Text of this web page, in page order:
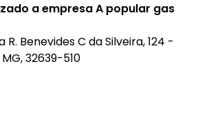
a empresa A popular gas
R. Benevides C da Silveira, 124 -
32639-510